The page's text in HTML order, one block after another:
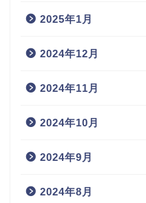
2025年1月
2024年12月
2024年11月
2024年10月
2024年9月
2024年8月